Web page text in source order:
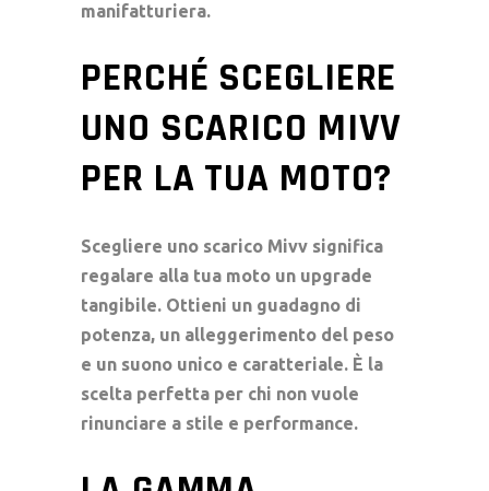
manifatturiera.
PERCHÉ SCEGLIERE
UNO SCARICO MIVV
PER LA TUA MOTO?
Scegliere uno scarico Mivv significa
regalare alla tua moto un upgrade
tangibile. Ottieni un guadagno di
potenza, un alleggerimento del peso
e un suono unico e caratteriale. È la
scelta perfetta per chi non vuole
rinunciare a stile e performance.